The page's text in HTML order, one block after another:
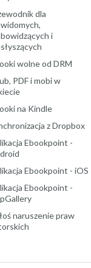
dla
i
wolne od DRM
PDF i mobi w
na Kindle
z Dropbox
Ebookpoint -
Ebookpoint - iOS
Ebookpoint -
naruszenie praw